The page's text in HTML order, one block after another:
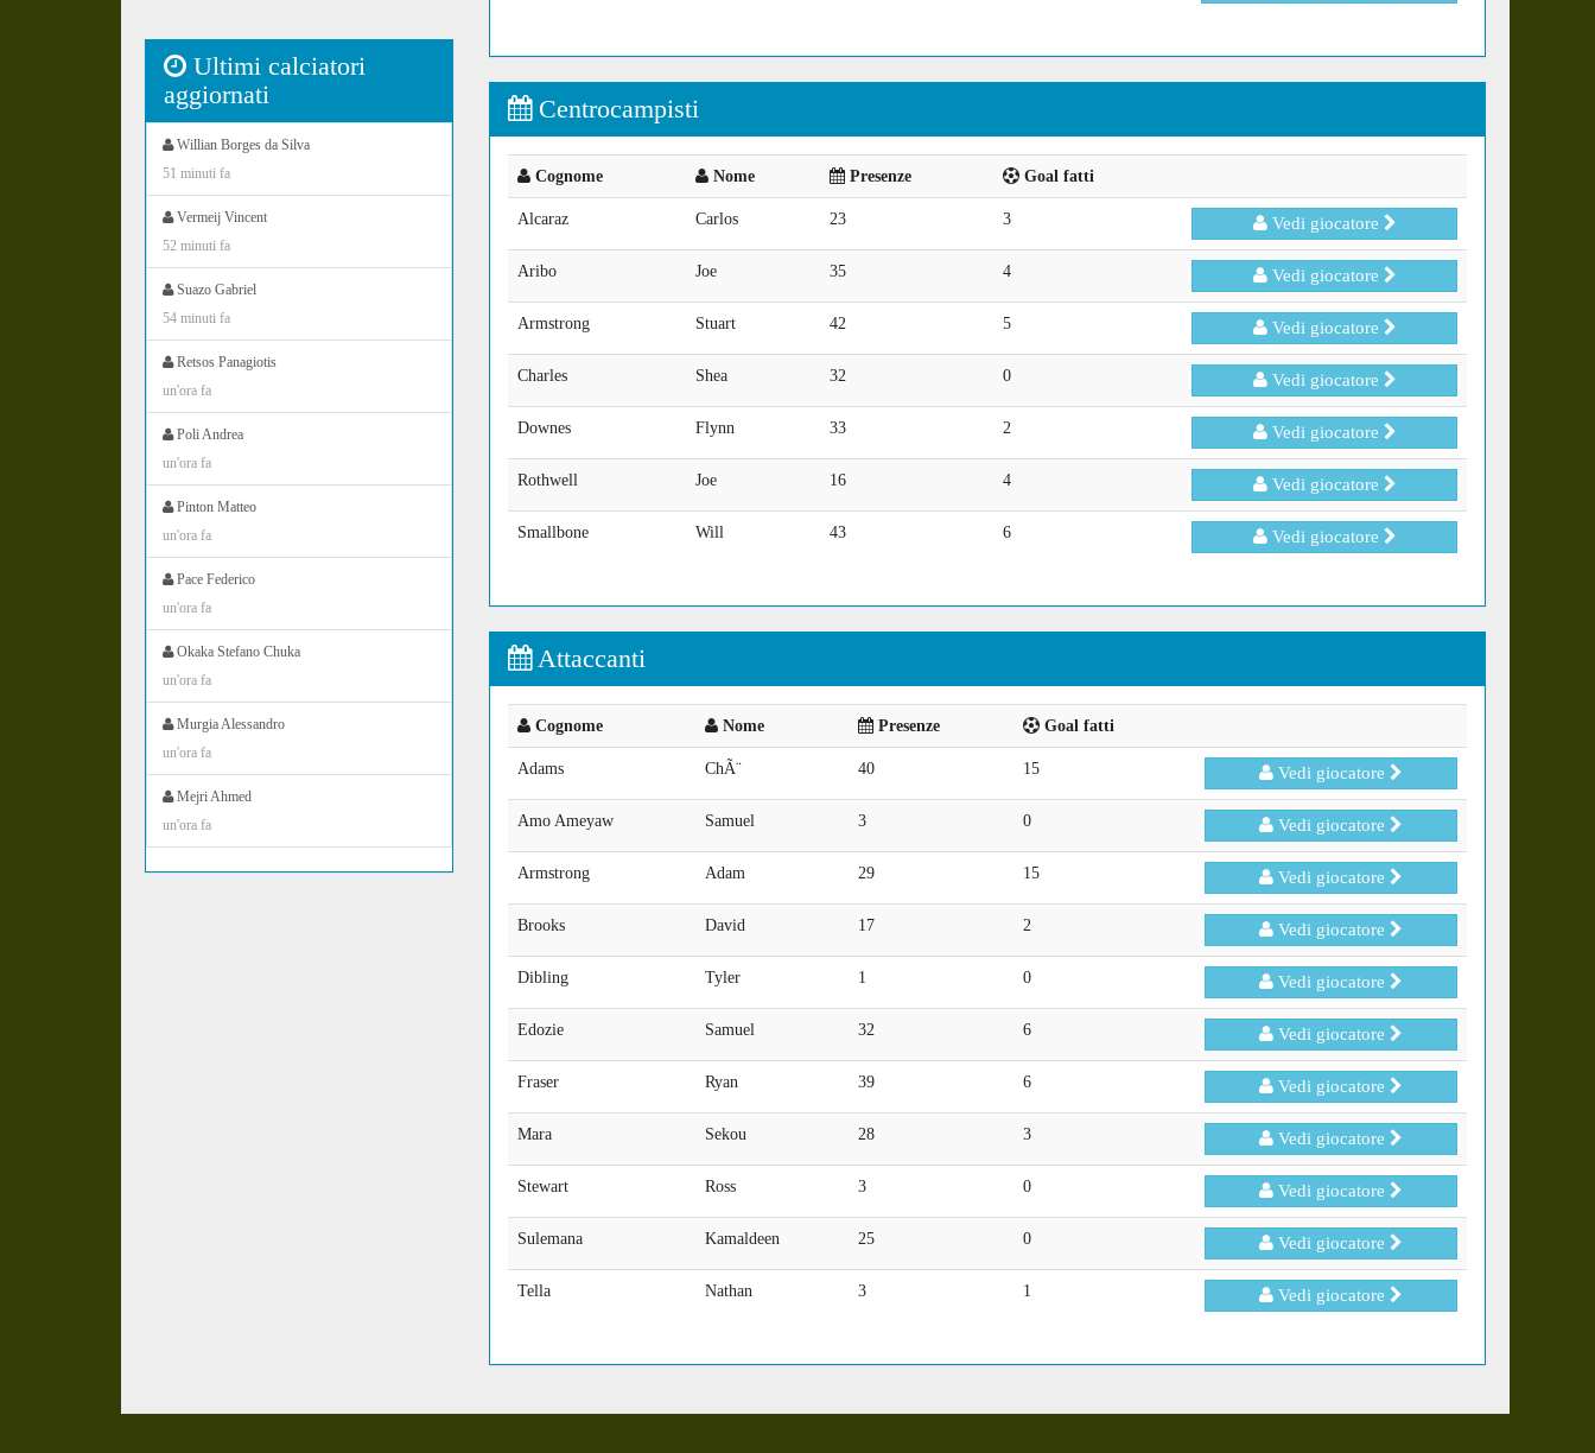
Ultimi calciatori
aggiornati
Willian Borges da Silva
51 minuti fa
Vermeij Vincent
52 minuti fa
Suazo Gabriel
54 minuti fa
Retsos Panagiotis
un'ora fa
Poli Andrea
un'ora fa
Pinton Matteo
un'ora fa
Pace Federico
un'ora fa
Okaka Stefano Chuka
un'ora fa
Murgia Alessandro
un'ora fa
Mejri Ahmed
un'ora fa
Centrocampisti
Cognome Nome Presenze Goal fatti
Alcaraz Carlos 23 3 Vedi giocatore
Aribo Joe 35 4 Vedi giocatore
Armstrong Stuart 42 5 Vedi giocatore
Charles Shea 32 0 Vedi giocatore
Downes Flynn 33 2 Vedi giocatore
Rothwell Joe 16 4 Vedi giocatore
Smallbone Will 43 6 Vedi giocatore
Attaccanti
Cognome Nome Presenze Goal fatti
Adams ChÃ¨ 40 15 Vedi giocatore
Amo Ameyaw Samuel 3 0 Vedi giocatore
Armstrong Adam 29 15 Vedi giocatore
Brooks David 17 2 Vedi giocatore
Dibling Tyler 1 0 Vedi giocatore
Edozie Samuel 32 6 Vedi giocatore
Fraser Ryan 39 6 Vedi giocatore
Mara Sekou 28 3 Vedi giocatore
Stewart Ross 3 0 Vedi giocatore
Sulemana Kamaldeen 25 0 Vedi giocatore
Tella Nathan 3 1 Vedi giocatore